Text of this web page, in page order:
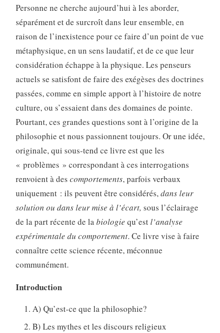
Personne ne cherche aujourd’hui à les aborder,
séparément et de surcroît dans leur ensemble, en
raison de l’inexistence pour ce faire d’un point de vue
métaphysique, en un sens laudatif, et de ce que leur
considération échappe à la physique. Les penseurs
actuels se satisfont de faire des exégèses des doctrines
passées, comme en simple apport à l’histoire de notre
culture, ou s’essaient dans des domaines de pointe.
Pourtant, ces grandes questions sont à l’origine de la
philosophie et nous passionnent toujours. Or une idée,
originale, qui sous-tend ce livre est que les
« problèmes » correspondant à ces interrogations
renvoient à des comportements, parfois verbaux
uniquement : ils peuvent être considérés,dans leur
solution ou dans leur mise à l’écart, sous l’éclairage
de la part récente de labiologie qu’estl’analyse
expérimentale du comportement. Ce livre vise à faire
connaître cette science récente, méconnue
communément.
Introduction
A) Qu’est-ce que la philosophie?
B) Les mythes et les discours religieux